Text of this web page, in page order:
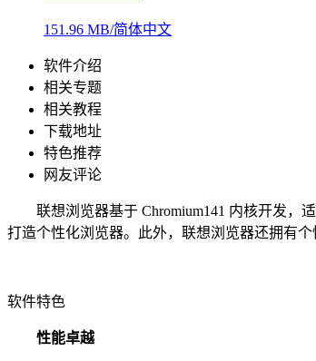
151.96 MB/简体中文
软件介绍
相关专题
相关教程
下载地址
特色推荐
网友评论
联想浏览器基于 Chromium141 内核开发，适
打造个性化浏览器。此外，联想浏览器还拥有
软件特色
性能卓越